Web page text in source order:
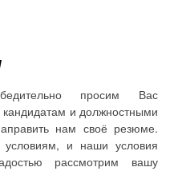
просим Вас
кандидатам и должностными
нам своё резюме.
условиям, и наши условия
рассмотрим вашу